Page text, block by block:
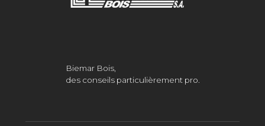
Biemar Bois,
des conseils particulièrement pro.